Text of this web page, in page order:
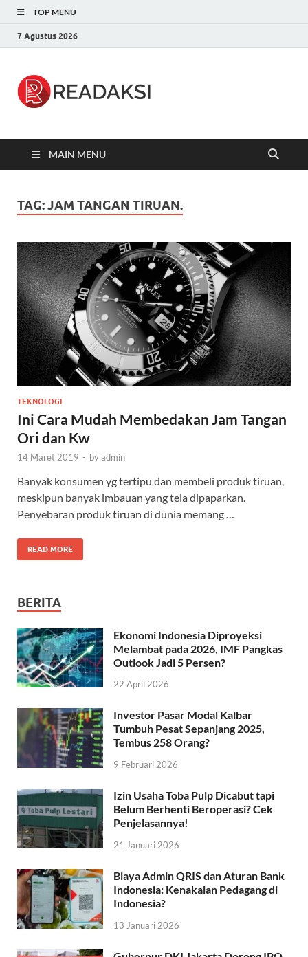
TOP MENU
7 Agustus 2026
MAIN MENU
TAG:JAM TANGAN TIRUAN.
TEKNOLOGI
Ini Cara Mudah Membedakan Jam Tangan
Ori dan Kw
14 Maret 2019 - byadmin
Banyak konsumen yg tertipu dan membeli produk tiruan,
meskipun banyak imbauan yang tela dipaparkan.
Penyebaran produk tiruan di dunia memang …
READ MORE
BERITA
Ekonomi Indonesia Diproyeksi
Melambat pada 2026, IMF Pangkas
Outlook Jadi 5 Persen?
22 April 2026
Investor Pasar Modal Kalbar
Tumbuh Pesat Sepanjang 2025,
Tembus 258 Orang?
9 Februari 2026
Izin Usaha Toba Pulp Dicabut tapi
Belum Berhenti Beroperasi? Cek
Penjelasannya!
21 Januari 2026
Biaya Admin QRIS dan Aturan Bank
Indonesia: Kenakalan Pedagang di
Indonesia?
13 Januari 2026